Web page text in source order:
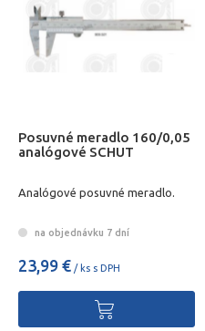
Posuvné meradlo 160/0,05
analógové SCHUT
Analógové posuvné meradlo.
na objednávku 7 dní
23,99 € / ks s DPH